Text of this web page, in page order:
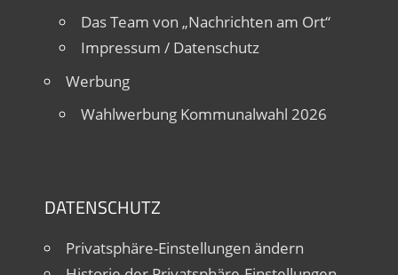
Das Team von „Nachrichten am Ort“
Impressum / Datenschutz
Werbung
Wahlwerbung Kommunalwahl 2026
DATENSCHUTZ
Privatsphäre-Einstellungen ändern